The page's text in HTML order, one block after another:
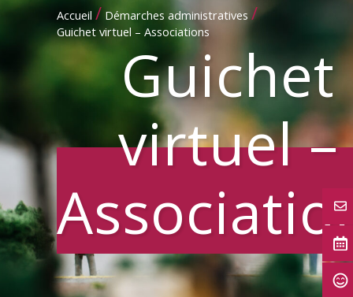
Accueil / Démarches administratives /
Guichet virtuel – Associations
Guichet
virtuel –